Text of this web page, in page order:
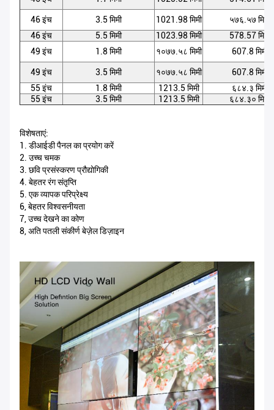
46 इंच 3.5 मिमी 1021.98 मिमी
५७६.५७ मिमी
46 इंच
5.5 मिमी 1023.98 मिमी
578.57 मिमी
49 इंच
1.8 मिमी १०७७.५८ मिमी 607.8 मिमी
49 इंच 3.5 मिमी १०७७.५८ मिमी
607.8 मिमी
55 इंच
1.8 मिमी 1213.5 मिमी
६८४.३ मिमी
55 इंच
3.5 मिमी 1213.5 मिमी ६८४.३० मिमी
विशेषताएं:
1. डीआईडी ​​पैनल का प्रयोग करें
2. उच्च चमक
3. छवि प्रसंस्करण प्रौद्योगिकी
4. बेहतर रंग संतृप्ति
5. एक व्यापक परिप्रेक्ष्य
6, बेहतर विश्वसनीयता
7, उच्च देखने का कोण
8, अति पतली संकीर्ण बेज़ेल डिज़ाइन